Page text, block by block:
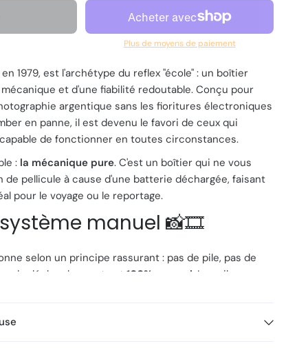
Plus de moyens de paiement
1979, est l'archétype du reflex "école" : un boîtier
et d'une fiabilité redoutable. Conçu pour
argentique sans les fioritures électroniques
en panne, il est devenu le favori de ceux qui
de fonctionner en toutes circonstances.
: la mécanique pure. C'est un boîtier qui ne vous
de pellicule à cause d'une batterie déchargée, faisant
pour le voyage ou le reportage.
manuel 📸🎞️
selon un principe rassurant : pas de pile, pas de
de déclenchement est100% manuel . Les piles ne
cellule (le posemètre) qui vous guide via un système
parfaitement sur toutes ses vitesses, du 1s